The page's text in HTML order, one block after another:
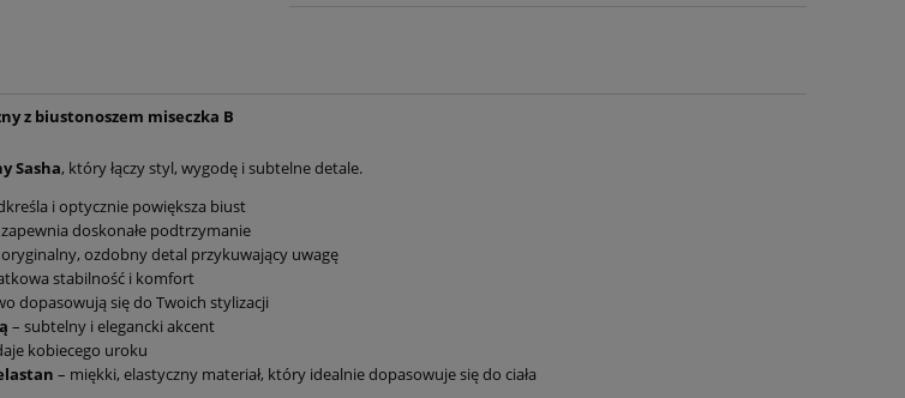
z biustonoszem miseczka B
Sasha, który łączy styl, wygodę i subtelne detale.
i optycznie powiększa biust
doskonałe podtrzymanie
ozdobny detal przykuwający uwagę
stabilność i komfort
dopasowują się do Twoich stylizacji
– subtelny i elegancki akcent
kobiecego uroku
– miękki, elastyczny materiał, który idealnie dopasowuje się do ciała